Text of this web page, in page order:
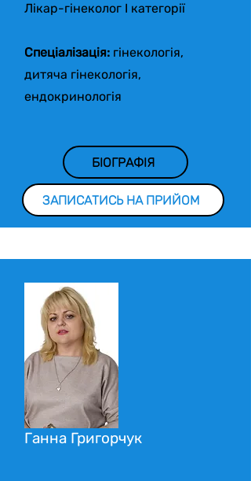
Лікар-гінеколог І категорії
Спеціалізація: гінекологія,
дитяча гінекологія,
ендокринологія
БІОГРАФІЯ
ЗАПИСАТИСЬ НА ПРИЙОМ
Ганна Григорчук